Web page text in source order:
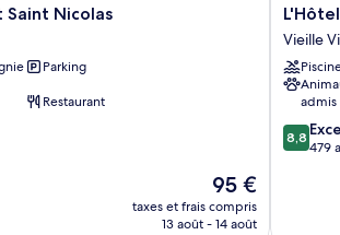
Saint Nicolas
Parking
Restaurant
Le
nouveau
prix
95 €
taxes et frais compris
13 août - 14 août
L'Hôtel
&
Spa
Vieille
Ville
Vieille
admis
8.8
sur
8,8
479